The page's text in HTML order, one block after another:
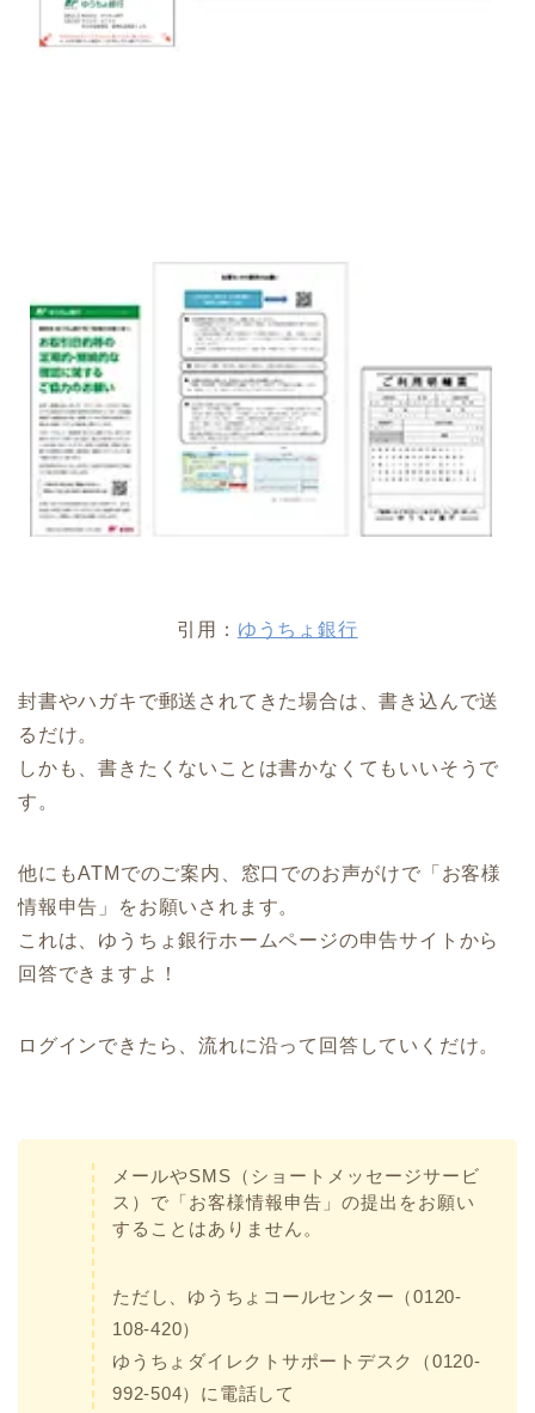
引用： ゆうちょ銀行
封書やハガキで郵送されてきた場合は、書き込んで送
るだけ。
しかも、書きたくないことは書かなくてもいいそうで
す。
他にもATMでのご案内、窓口でのお声がけで「お客様
情報申告」をお願いされます。
これは、ゆうちょ銀行ホームページの申告サイトから
回答できますよ！
ログインできたら、流れに沿って回答していくだけ。
メールやSMS（ショートメッセージサービ
ス）で「お客様情報申告」の提出をお願い
することはありません。
ただし、ゆうちょコールセンター（0120-
108-420）
ゆうちょダイレクトサポートデスク（0120-
992-504）に電話して